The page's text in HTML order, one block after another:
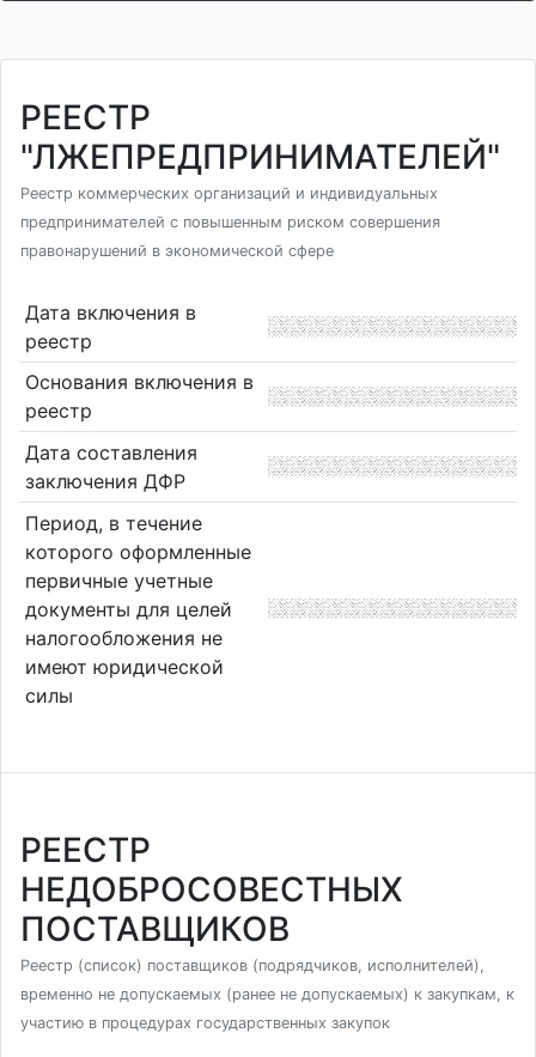
РЕЕСТР
"ЛЖЕПРЕДПРИНИМАТЕЛЕЙ"
Реестр коммерческих организаций и индивидуальных
предпринимателей с повышенным риском совершения
правонарушений в экономической сфере
Дата включения в
реестр
Основания включения в
реестр
Дата составления
заключения ДФР
Период, в течение
которого оформленные
первичные учетные
документы для целей
налогообложения не
имеют юридической
силы
РЕЕСТР
НЕДОБРОСОВЕСТНЫХ
ПОСТАВЩИКОВ
Реестр (список) поставщиков (подрядчиков, исполнителей),
временно не допускаемых (ранее не допускаемых) к закупкам, к
участию в процедурах государственных закупок